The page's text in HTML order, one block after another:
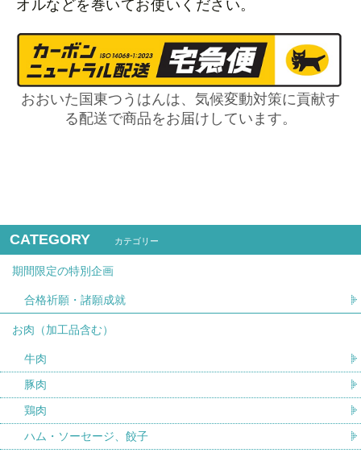
オルなどを巻いてお使いください。
おおいた国東つうはんは、気候変動対策に貢献す
る配送で商品をお届けしています。
CATEGORY カテゴリー
期間限定の特別企画
合格祈願・諸願成就
お肉（加工品含む）
牛肉
豚肉
鶏肉
ハム・ソーセージ、餃子